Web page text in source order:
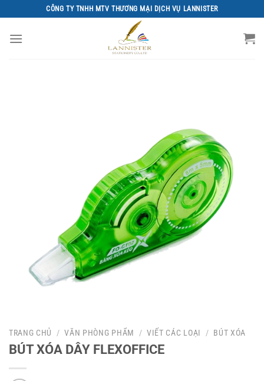
đến
nội
CÔNG TY TNHH MTV THƯƠNG MẠI DỊCH VỤ LANNISTER
TRANG CHỦ / VĂN PHÒNG PHẨM / VIẾT CÁC LOẠI / BÚT XÓA
BÚT XÓA DÂY FLEXOFFICE